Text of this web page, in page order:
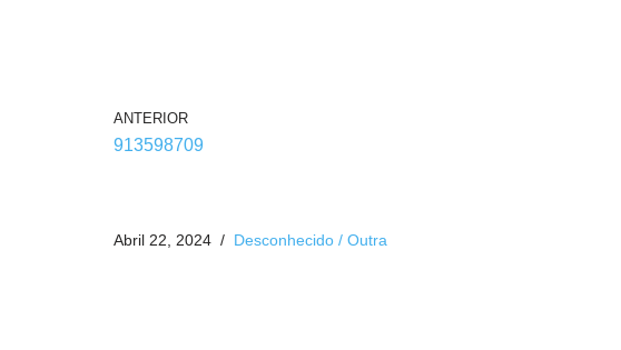
ANTERIOR
913598709
Abril 22, 2024 Desconhecido / Outra